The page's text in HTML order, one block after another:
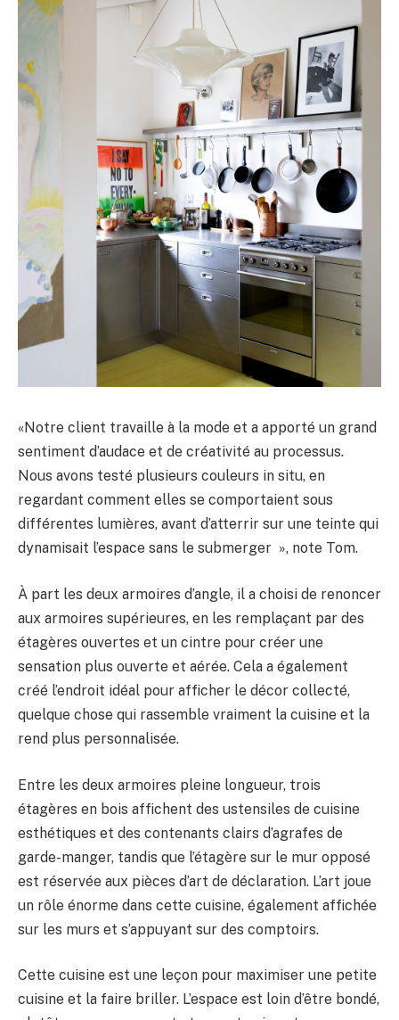
«Notre client travaille à la mode et a apporté un grand
sentiment d’audace et de créativité au processus.
Nous avons testé plusieurs couleurs in situ, en
regardant comment elles se comportaient sous
différentes lumières, avant d’atterrir sur une teinte qui
dynamisait l’espace sans le submerger », note Tom.
À part les deux armoires d’angle, il a choisi de renoncer
aux armoires supérieures, en les remplaçant par des
étagères ouvertes et un cintre pour créer une
sensation plus ouverte et aérée. Cela a également
créé l’endroit idéal pour afficher le décor collecté,
quelque chose qui rassemble vraiment la cuisine et la
rend plus personnalisée.
Entre les deux armoires pleine longueur, trois
étagères en bois affichent des ustensiles de cuisine
esthétiques et des contenants clairs d’agrafes de
garde-manger, tandis que l’étagère sur le mur opposé
est réservée aux pièces d’art de déclaration. L’art joue
un rôle énorme dans cette cuisine, également affichée
sur les murs et s’appuyant sur des comptoirs.
Cette cuisine est une leçon pour maximiser une petite
cuisine et la faire briller. L’espace est loin d’être bondé,